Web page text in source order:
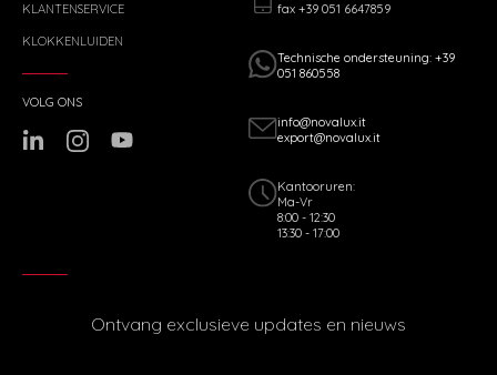
KLANTENSERVICE
KLOKKENLUIDEN
fax +39 051 6647859
Technische ondersteuning: +39
051 860558
info@novalux.it
export@novalux.it
Kantooruren:
Ma-Vr
8:00 - 12:30
13:30 - 17:00
VOLG ONS
Ontvang exclusieve updates en nieuws